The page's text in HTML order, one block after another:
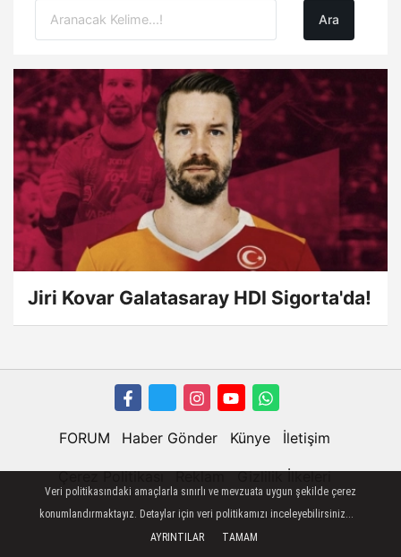
Jiri Kovar Galatasaray HDI Sigorta'da!
FORUM Haber Gönder Künye İletişim
Çerez Politikası Reklam Gizlilik İlkeleri
Veri politikasındaki amaçlarla sınırlı ve mevzuata uygun şekilde çerez
konumlandırmaktayız. Detaylar için veri politikamızı inceleyebilirsiniz...
AYRINTILAR
TAMAM